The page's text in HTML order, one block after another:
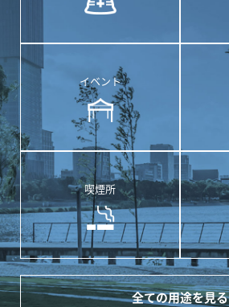
イベント
喫煙所
全ての用途を見る